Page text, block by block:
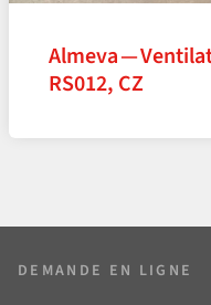
Almeva —
RS012, CZ
DEMANDE EN LIGNE